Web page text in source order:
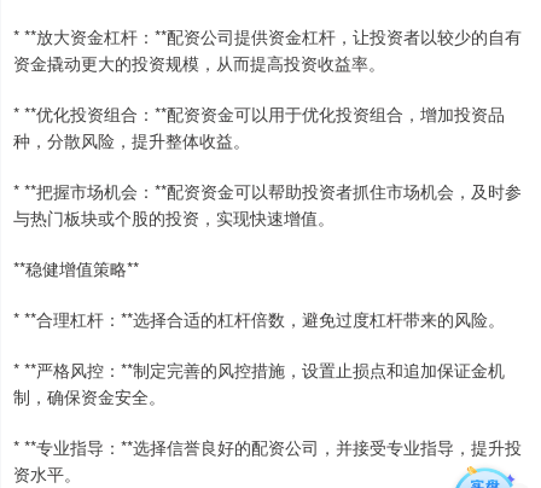
* **放大资金杠杆：**配资公司提供资金杠杆，让投资者以较少的自有
资金撬动更大的投资规模，从而提高投资收益率。
* **优化投资组合：**配资资金可以用于优化投资组合，增加投资品
种，分散风险，提升整体收益。
* **把握市场机会：**配资资金可以帮助投资者抓住市场机会，及时参
与热门板块或个股的投资，实现快速增值。
**稳健增值策略**
* **合理杠杆：**选择合适的杠杆倍数，避免过度杠杆带来的风险。
* **严格风控：**制定完善的风控措施，设置止损点和追加保证金机
制，确保资金安全。
* **专业指导：**选择信誉良好的配资公司，并接受专业指导，提升投
资水平。